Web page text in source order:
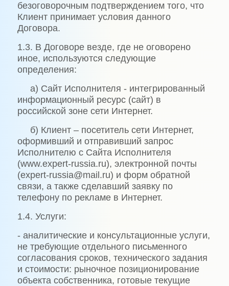
безоговорочным подтверждением того, что
Клиент принимает условия данного
Договора.
1.3. В Договоре везде, где не оговорено
иное, используются следующие
определения:
а) Сайт Исполнителя - интегрированный
информационный ресурс (сайт) в
российской зоне сети Интернет.
б) Клиент – посетитель сети Интернет,
оформивший и отправивший запрос
Исполнителю с Сайта Исполнителя
(www.expert-russia.ru), электронной почты
(expert-russia@mail.ru) и форм обратной
связи, а также сделавший заявку по
телефону по рекламе в Интернет.
1.4. Услуги:
- аналитические и консультационные услуги,
не требующие отдельного письменного
согласования сроков, технического задания
и стоимости: рыночное позиционирование
объекта собственника, готовые текущие